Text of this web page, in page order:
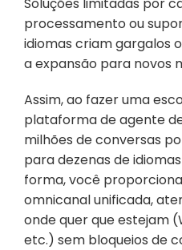
processamento ou
idiomas criam gargalos
a expansão para novos
Assim, ao fazer uma
plataforma de agente
milhões de conversas
para dezenas de
forma, você
omnicanal unificada,
onde quer que estejam
etc.) sem bloqueios de